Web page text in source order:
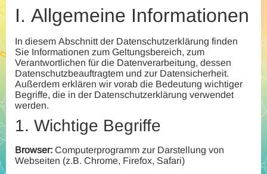
I. Allgemeine Informationen
In diesem Abschnitt der Datenschutzerklärung finden
Sie Informationen zum Geltungsbereich, zum
Verantwortlichen für die Datenverarbeitung, dessen
Datenschutzbeauftragtem und zur Datensicherheit.
Außerdem erklären wir vorab die Bedeutung wichtiger
Begriffe, die in der Datenschutzerklärung verwendet
werden.
1. Wichtige Begriffe
Browser: Computerprogramm zur Darstellung von
Webseiten (z.B. Chrome, Firefox, Safari)